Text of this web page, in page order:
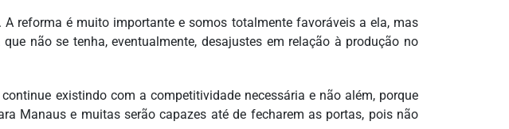
A reforma é muito importante e somos totalmente favoráveis a ela, mas
não se tenha, eventualmente, desajustes em relação à produção no
existindo com a competitividade necessária e não além, porque
Manaus e muitas serão capazes até de fecharem as portas, pois não